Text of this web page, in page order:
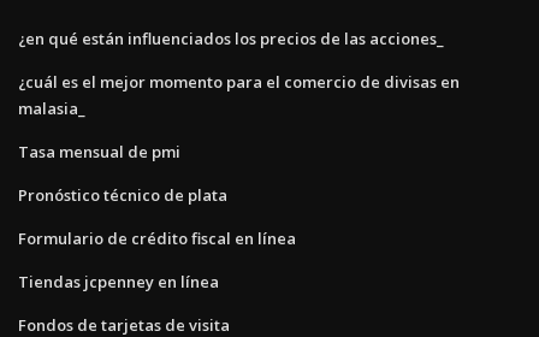
¿en qué están influenciados los precios de las acciones_
¿cuál es el mejor momento para el comercio de divisas en
malasia_
Tasa mensual de pmi
Pronóstico técnico de plata
Formulario de crédito fiscal en línea
Tiendas jcpenney en línea
Fondos de tarjetas de visita